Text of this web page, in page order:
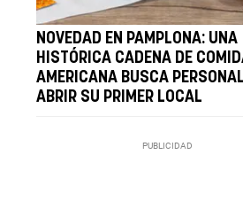
NOVEDAD EN PAMPLONA: UNA
HISTÓRICA CADENA DE
AMERICANA BUSCA
ABRIR SU PRIMER LOCAL